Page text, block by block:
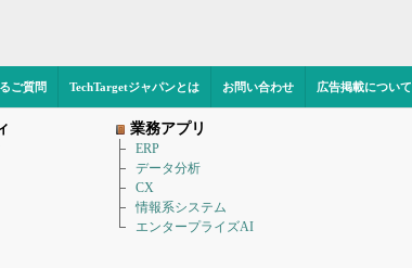
ご質問 TechTargetジャパンとは お問い合わせ 広告掲載について
業務アプリ
ERP
データ分析
CX
情報系システム
エンタープライズAI